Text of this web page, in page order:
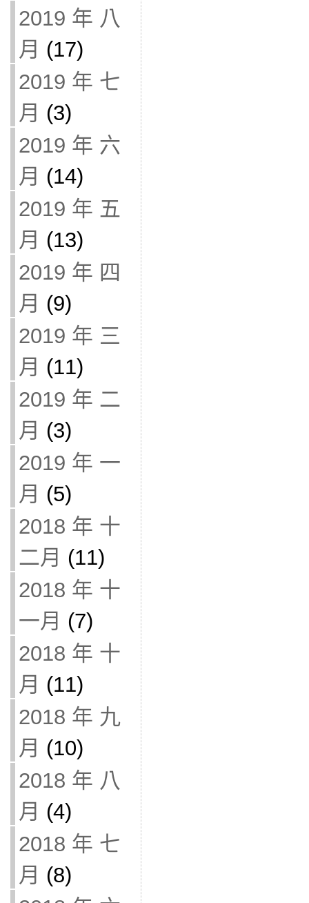
2019 年 八
月 (17)
2019 年 七
月 (3)
2019 年 六
月 (14)
2019 年 五
月 (13)
2019 年 四
月 (9)
2019 年 三
月 (11)
2019 年 二
月 (3)
2019 年 一
月 (5)
2018 年 十
二月 (11)
2018 年 十
一月 (7)
2018 年 十
月 (11)
2018 年 九
月 (10)
2018 年 八
月 (4)
2018 年 七
月 (8)